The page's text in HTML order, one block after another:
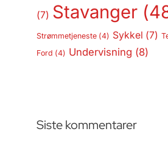
(7) Stavanger
Strømmetjeneste(4) Sykkel (7)
Ford (4) Undervisning (8)
Siste kommentarer